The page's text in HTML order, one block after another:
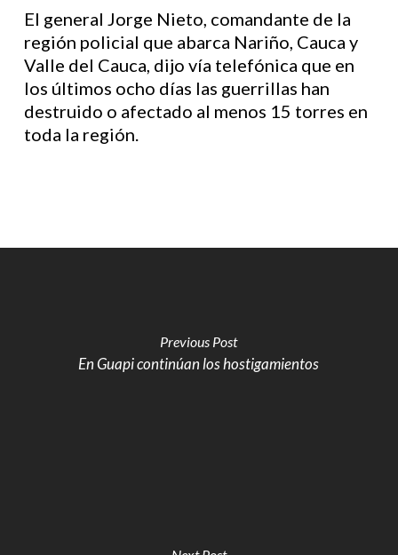
El general Jorge Nieto, comandante de la
región policial que abarca Nariño, Cauca y
Valle del Cauca, dijo vía telefónica que en
los últimos ocho días las guerrillas han
destruido o afectado al menos 15 torres en
toda la región.
Previous Post
En Guapi continúan los hostigamientos